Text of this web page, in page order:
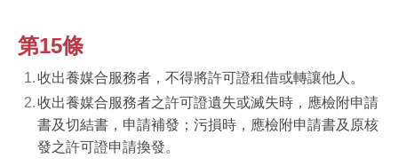
第15條
收出養媒合服務者，不得將許可證租借或轉讓他人。
收出養媒合服務者之許可證遺失或滅失時，應檢附申請
書及切結書，申請補發；污損時，應檢附申請書及原核
發之許可證申請換發。